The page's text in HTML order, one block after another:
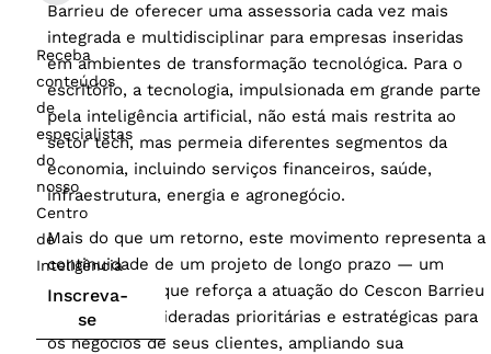
Barrieu de oferecer uma assessoria cada vez mais
integrada e multidisciplinar para empresas inseridas
em ambientes de transformação tecnológica. Para o
escritório, a tecnologia, impulsionada em grande parte
pela inteligência artificial, não está mais restrita ao
setor tech, mas permeia diferentes segmentos da
economia, incluindo serviços financeiros, saúde,
infraestrutura, energia e agronegócio.
Mais do que um retorno, este movimento representa a
continuidade de um projeto de longo prazo — um
compromisso que reforça a atuação do Cescon Barrieu
em áreas consideradas prioritárias e estratégicas para
os negócios de seus clientes, ampliando sua
Receba
conteúdos
de
especialistas
do
nosso
Centro
de
Inteligência
Inscreva-
se